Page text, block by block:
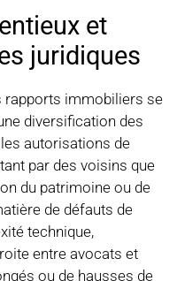
et
juridiques
rapports immobiliers se
diversification des
autorisations de
par des voisins que
du patrimoine ou de
de défauts de
technique,
entre avocats et
ou de hausses de